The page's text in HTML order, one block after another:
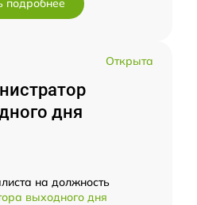
Открыта
дня
на должность
выходного дня